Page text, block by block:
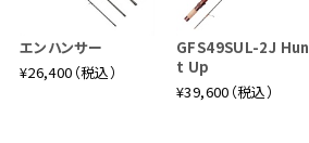
エンハンサー
¥26,400（税込）
GFS49SUL-2J Hun
t Up
¥39,600（税込）